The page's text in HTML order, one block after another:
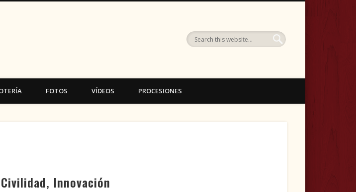
Cofradía Ecce Homo de Hellín (Albacete)
FOTOS VÍDEOS PROCESIONES
Innovación